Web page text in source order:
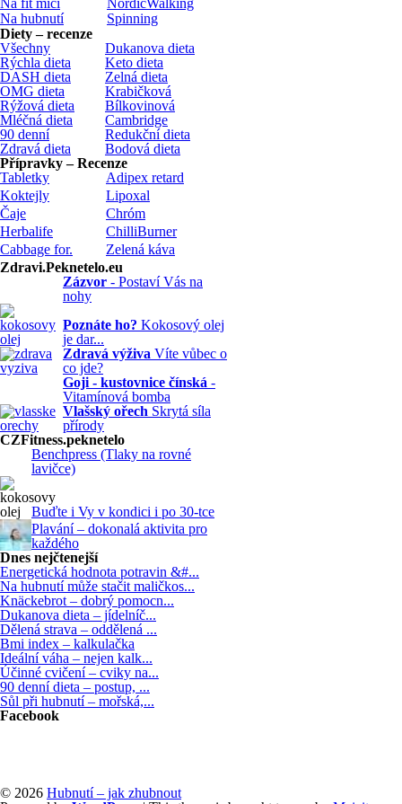
Na fit míči
NordicWalking
Na hubnutí
Spinning
Diety – recenze
Všechny
Dukanova dieta
Rýchla dieta
Keto dieta
DASH dieta
Zelná dieta
OMG dieta
Krabičková
Rýžová dieta
Bílkovinová
Mléčná dieta
Cambridge
90 denní
Redukční dieta
Zdravá dieta
Bodová dieta
Přípravky – Recenze
Tabletky
Adipex retard
Koktejly
Lipoxal
Čaje
Chróm
Herbalife
ChilliBurner
Cabbage for.
Zelená káva
Zdravi.Peknetelo.eu
Zázvor - Postaví Vás na
nohy
Poznáte ho? Kokosový olej
je dar...
Zdravá výživa Víte vůbec o
co jde?
Goji - kustovnice čínská -
Vitamínová bomba
Vlašský ořech Skrytá síla
přírody
CZFitness.peknetelo
Benchpress (Tlaky na rovné
lavičce)
Buďte i Vy v kondici i po 30-tce
Plavání – dokonalá aktivita pro
každého
Dnes nejčtenejší
Energetická hodnota potravin &#...
Na hubnutí může stačit maličkos...
Knäckebrot – dobrý pomocn...
Dukanova dieta – jídelníč...
Dělená strava – oddělená ...
Bmi index – kalkulačka
Ideální váha – nejen kalk...
Účinné cvičení – cviky na...
90 denní dieta – postup, ...
Sůl při hubnutí – mořská,...
Facebook
© 2026 Hubnutí – jak zhubnout